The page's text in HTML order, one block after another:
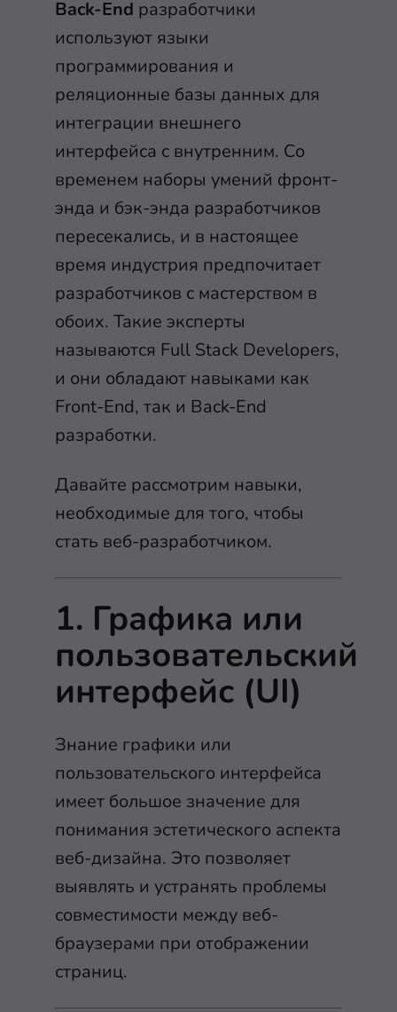
Back-End разработчики
используют языки
программирования и
реляционные базы данных для
интеграции внешнего
интерфейса с внутренним. Со
временем наборы умений фронт-
энда и бэк-энда разработчиков
пересекались, и в настоящее
время индустрия предпочитает
разработчиков с мастерством в
обоих. Такие эксперты
называются Full Stack Developers,
и они обладают навыками как
Front-End, так и Back-End
разработки.
Давайте рассмотрим навыки,
необходимые для того, чтобы
стать веб-разработчиком.
1. Графика или
пользовательский
интерфейс (UI)
Знание графики или
пользовательского интерфейса
имеет большое значение для
понимания эстетического аспекта
веб-дизайна. Это позволяет
выявлять и устранять проблемы
совместимости между веб-
браузерами при отображении
страниц.